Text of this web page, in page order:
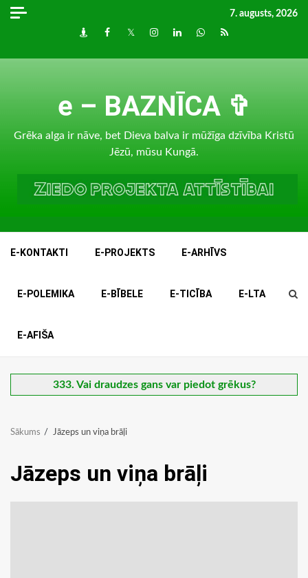
Skip
7. augusts, 2026
DraugiemFacebook
TwitterInstagram
LinkedInwhatsapp
RSS
e – BAZNĪCA ✞
Grēka alga ir nāve, bet Dieva balva ir mūžīga dzīvība Kristū
Jēzū, mūsu Kungā.
E-KONTAKTI E-PROJEKTS E-ARHĪVS
E-POLEMIKA E-BĪBELE E-TICĪBA E-LTA
E-AFIŠA
333. Vai draudzes gans var piedot grēkus?
Sākums Jāzeps un viņa brāļi
Jāzeps un viņa brāļi